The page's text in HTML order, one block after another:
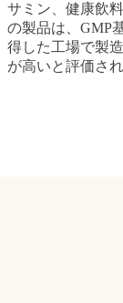
サミン、健康飲
の製品は、GMP
得した工場で製
が高いと評価さ